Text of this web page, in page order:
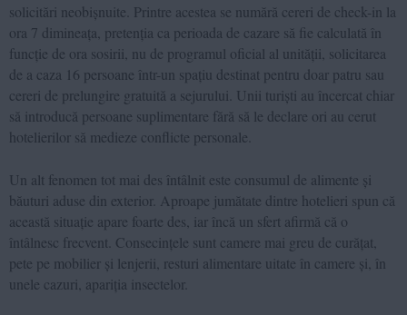
solicitări neobișnuite. Printre acestea se numără cereri de check-in la
ora 7 dimineața, pretenția ca perioada de cazare să fie calculată în
funcție de ora sosirii, nu de programul oficial al unității, solicitarea
de a caza 16 persoane într-un spațiu destinat pentru doar patru sau
cereri de prelungire gratuită a sejurului. Unii turiști au încercat chiar
să introducă persoane suplimentare fără să le declare ori au cerut
hotelierilor să medieze conflicte personale.
Un alt fenomen tot mai des întâlnit este consumul de alimente și
băuturi aduse din exterior. Aproape jumătate dintre hotelieri spun că
această situație apare foarte des, iar încă un sfert afirmă că o
întâlnesc frecvent. Consecințele sunt camere mai greu de curățat,
pete pe mobilier și lenjerii, resturi alimentare uitate în camere și, în
unele cazuri, apariția insectelor.